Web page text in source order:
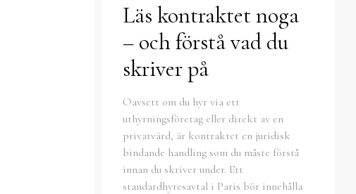
Läs kontraktet noga
– och förstå vad du
skriver på
Oavsett om du hyr via ett
uthyrningsföretag eller direkt av en
privatvärd, är kontraktet en juridisk
bindande handling som du måste förstå
innan du skriver under. Ett
standardhyresavtal i Paris bör innehålla